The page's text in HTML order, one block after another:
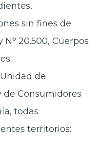
sin fines de
20.500, Cuerpos
de
de Consumidores
todas
territorios: